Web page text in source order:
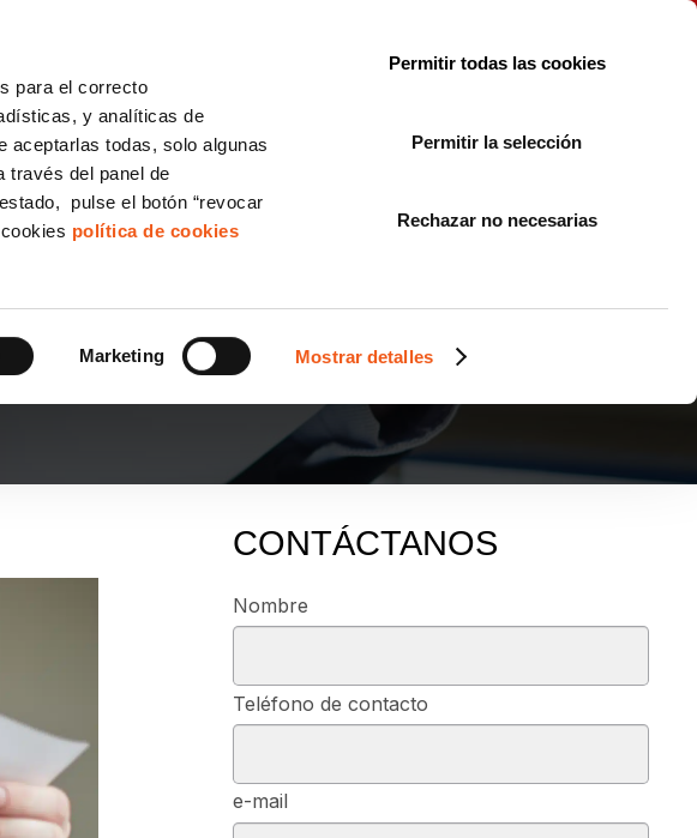
para el correcto
y analíticas de
aceptarlas todas, solo algunas
través del panel de
pulse el botón “revocar
política de cookies
Marketing Mostrar detalles
Permitir todas las cookies
Permitir la selección
Rechazar no necesarias
DENUNCIAS
ES SOLO UN REQUISITO
PARA TU EMPRESA?
CONTÁCTANOS
Nombre
Teléfono de contacto
e-mail